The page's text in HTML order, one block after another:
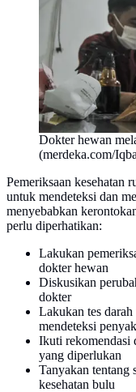
Dokter hewan
(merdeka.com/
Pemeriksaan kesehatan
untuk mendeteksi dan
menyebabkan
perlu diperhatikan:
Lakukan
dokter hewan
Diskusikan
dokter
Lakukan tes
mendeteksi
Ikuti rekomendasi
yang diperlukan
Tanyakan tentang
kesehatan bulu